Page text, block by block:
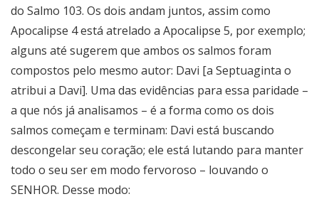
do Salmo 103. Os dois andam juntos, assim como
Apocalipse 4 está atrelado a Apocalipse 5, por exemplo;
alguns até sugerem que ambos os salmos foram
compostos pelo mesmo autor: Davi [a Septuaginta o
atribui a Davi]. Uma das evidências para essa paridade –
a que nós já analisamos – é a forma como os dois
salmos começam e terminam: Davi está buscando
descongelar seu coração; ele está lutando para manter
todo o seu ser em modo fervoroso – louvando o
SENHOR. Desse modo: